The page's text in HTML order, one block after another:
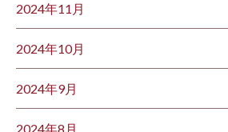
2024年11月
2024年10月
2024年9月
2024年8月